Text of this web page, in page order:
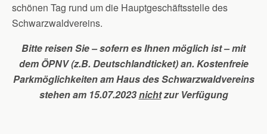
schönen Tag rund um die Hauptgeschäftsstelle des
Schwarzwaldvereins.
Bitte reisen Sie – sofern es Ihnen möglich ist – mit
dem ÖPNV (z.B. Deutschlandticket) an. Kostenfreie
Parkmöglichkeiten am Haus des Schwarzwaldvereins
stehen am 15.07.2023nichtzur Verfügung